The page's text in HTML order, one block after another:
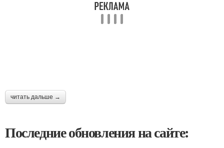
читать дальше →
Последние обновления на сайте: